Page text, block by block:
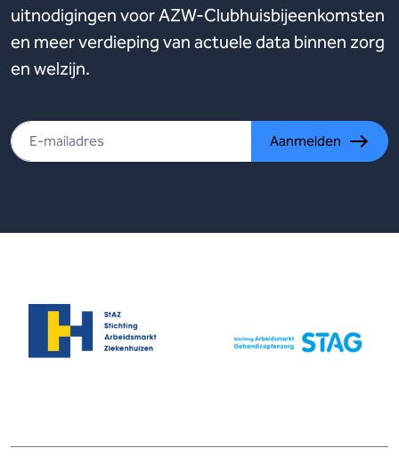
uitnodigingen voor AZW-Clubhuisbijeenkomsten
en meer verdieping van actuele data binnen zorg
en welzijn.
Aanmelden